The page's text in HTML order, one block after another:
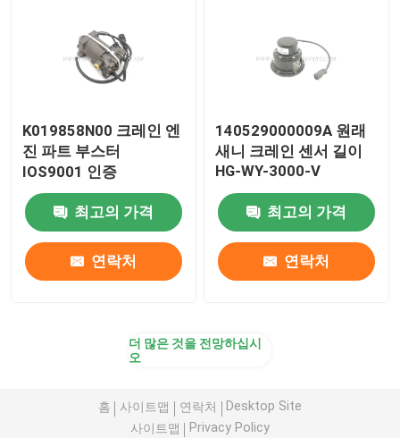
K019858N00 크레인 엔
진 파트 부스터
IOS9001 인증
최고의 가격
연락처
140529000009A 원래
새니 크레인 센서 길이
HG-WY-3000-V
최고의 가격
연락처
더 많은 것을 전망하십시
오
홈 사이트맵 연락처
Desktop Site
사이트맵
Privacy Policy